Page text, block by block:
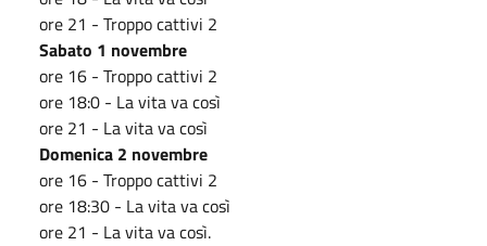
ore 21 - Troppo cattivi 2
Sabato 1 novembre
ore 16 - Troppo cattivi 2
ore 18:0 - La vita va così
ore 21 - La vita va così
Domenica 2 novembre
ore 16 - Troppo cattivi 2
ore 18:30 - La vita va così
ore 21 - La vita va così.